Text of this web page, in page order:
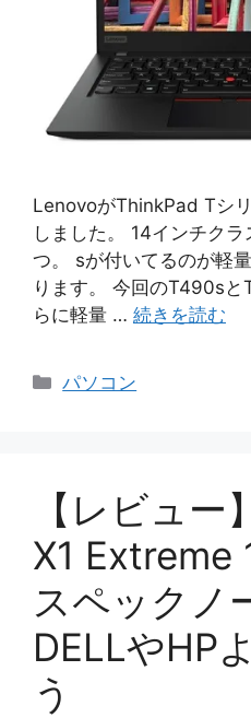
LenovoがThinkPad Tシ
しました。 14インチク
つ。 sが付いてるのが軽
ります。 今回のT490s
らに軽量 … 続きを読む
カ
ー
パソコン
【レビュ
X1 Extreme
スペックノ
DELLやHP
う